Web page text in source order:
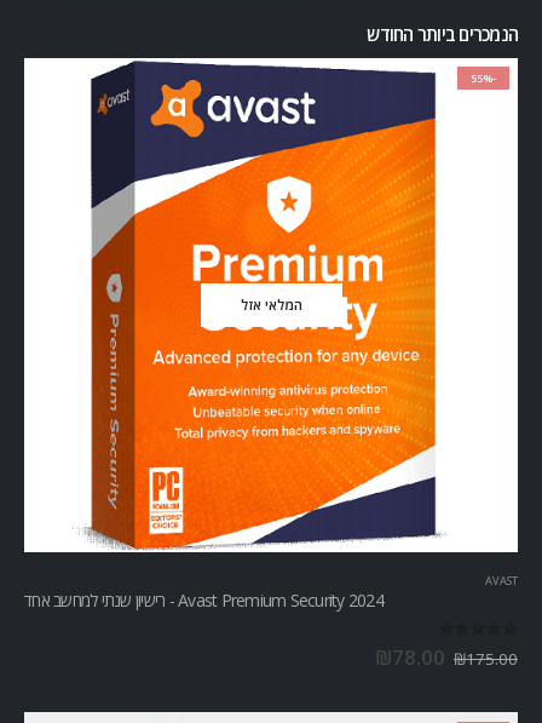
הנמכרים ביותר החודש
-55%
המלאי אזל
AVAST
Avast Premium Security 2024 - רישיון שנתי למחשב אחד
₪175.00
₪78.00